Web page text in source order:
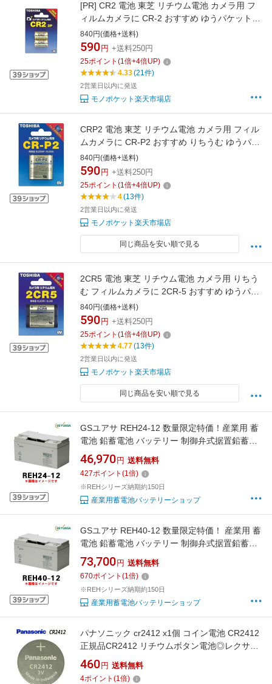
[PR] CR2 電池 東芝 リチウム電池 カメラ用 フ
ィルムカメラに CR-2 おすすめ ゆうパケット発
送 りちうむ TOSHIBA リチウム電池 CR2G 2個
入りパック
840円(価格+送料)
590 円 +送料250円
25ポイント (1倍+4倍UP)
4.33(21件)
2営業日以内に発送
モノポケット楽天市場店
CRP2 電池 東芝 リチウム電池 カメラ用 フィル
ムカメラに CR-P2 おすすめ りちうむ ゆうパケ
ット発送 TOSHIBA リチウム電池 CR-P2G
840円(価格+送料)
590 円 +送料250円
25ポイント (1倍+4倍UP)
4(13件)
2営業日以内に発送
モノポケット楽天市場店
同じ商品を安い順で見る
2CR5 電池 東芝 リチウム電池 カメラ用 りちう
む フィルムカメラに 2CR-5 おすすめ ゆうパケ
ット発送 TOSHIBA リチウム電池 2CR5G
840円(価格+送料)
590 円 +送料250円
25ポイント (1倍+4倍UP)
4.77(13件)
2営業日以内に発送
モノポケット楽天市場店
同じ商品を安い順で見る
GSユアサ REH24-12 数量限定特価！産業用 蓄
電池 鉛蓄電池 バッテリー 制御弁式据置鉛蓄電
池 発電機始動用
46,970 円 送料無料
427ポイント (1倍)
※REHシリーズ納期約150日
産業用蓄電池バッテリーショップ
GSユアサ REH40-12 数量限定特価！ 産業用 蓄
電池 鉛蓄電池 バッテリー 制御弁式据置鉛蓄電
池 発電機始動用
73,700 円 送料無料
670ポイント (1倍)
※REHシリーズ納期約150日
産業用蓄電池バッテリーショップ
パナソニック cr2412 x1個 コイン電池 CR2412
正規品CR2412 リチウムボタン電池◎レクサ
ス・クラウン・マジェスタ等に業務用製品を小
分けで販売します
460 円 送料無料
4ポイント (1倍)